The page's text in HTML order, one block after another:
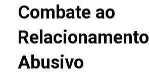
Combate ao
Relacionamento
Abusivo